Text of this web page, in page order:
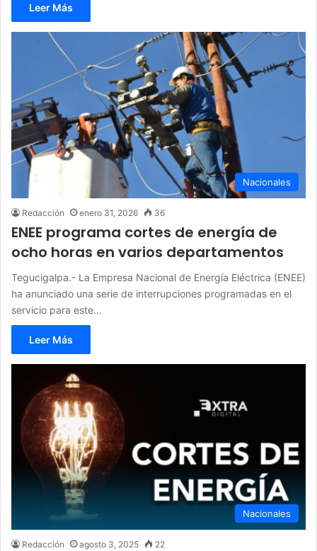
Leer Más
Nacionales
Redacción enero 31, 2026 36
ENEE programa cortes de energía de
ocho horas en varios departamentos
Tegucigalpa.- La Empresa Nacional de Energía Eléctrica (ENEE)
ha anunciado una serie de interrupciones programadas en el
servicio para este…
Leer Más
Nacionales
Redacción agosto 3, 2025 22